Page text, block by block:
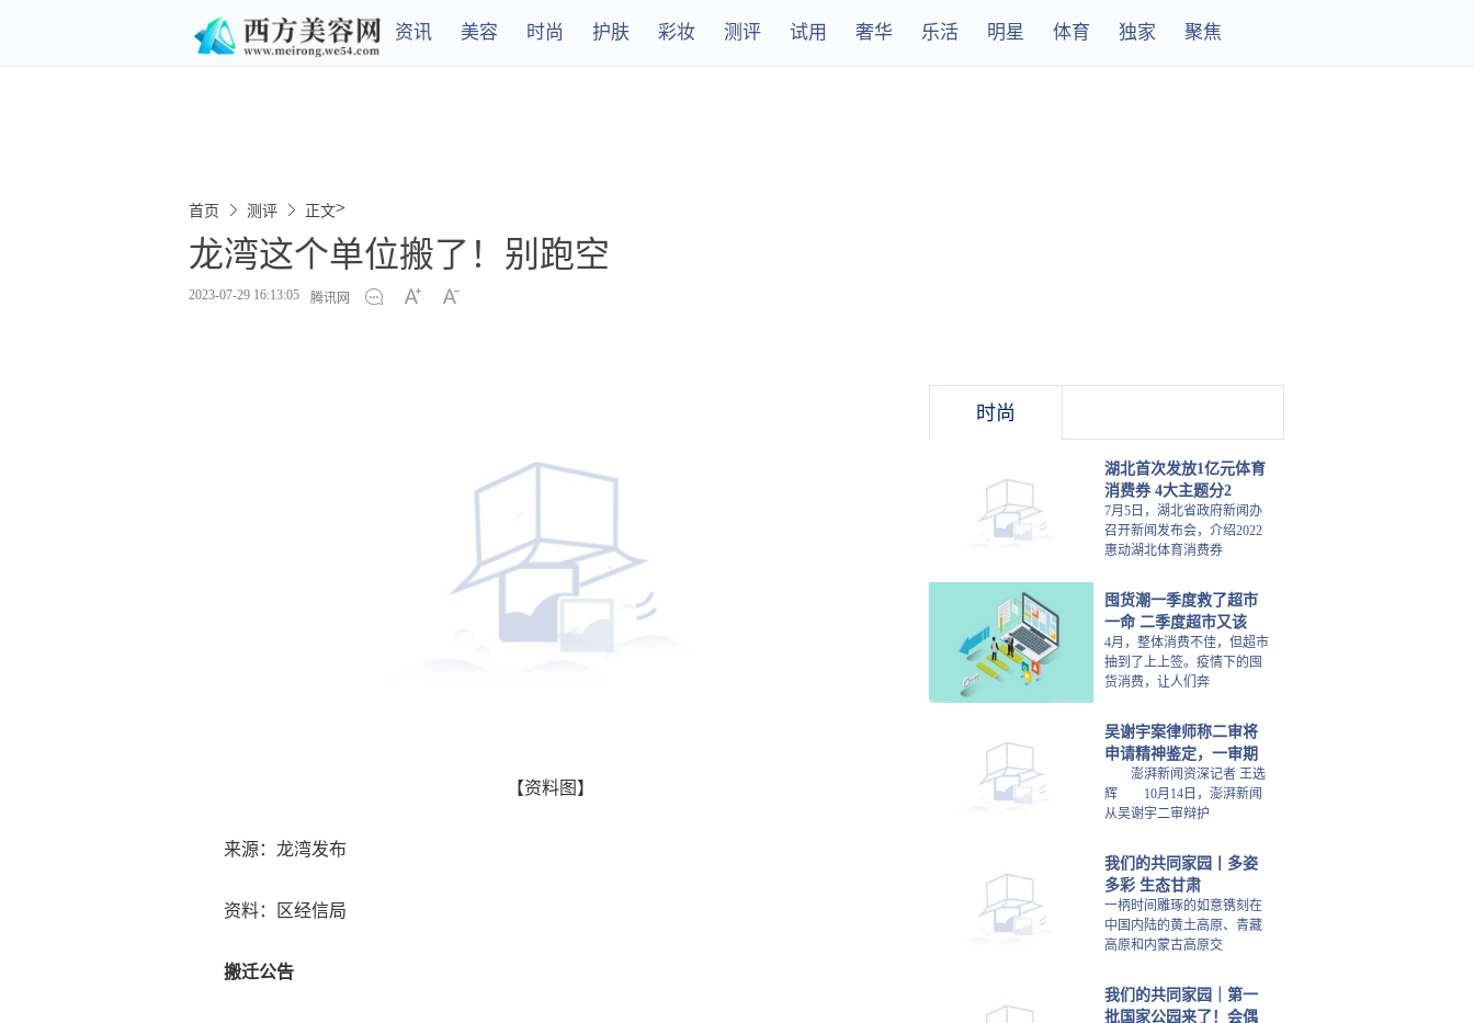
资讯 美容 时尚 护肤 彩妆 测评 试用 奢华 乐活 明星 体育 独家 聚焦
首页 测评 >
正文
龙湾这个单位搬了！别跑空
2023-07-29 16:13:05 腾讯网
【资料图】
来源：龙湾发布
资料：区经信局
搬迁公告
时尚
湖北首次发放1亿元体育
消费券 4大主题分2
7月5日，湖北省政府新闻办
召开新闻发布会，介绍2022
惠动湖北体育消费券
囤货潮一季度救了超市
一命 二季度超市又该
4月，整体消费不佳，但超市
抽到了上上签。疫情下的囤
货消费，让人们奔
吴谢宇案律师称二审将
申请精神鉴定，一审期
澎湃新闻资深记者 王选
辉 10月14日，澎湃新闻
从吴谢宇二审辩护
我们的共同家园丨多姿
多彩 生态甘肃
一柄时间雕琢的如意镌刻在
中国内陆的黄土高原、青藏
高原和内蒙古高原交
我们的共同家园｜第一
批国家公园来了！会偶